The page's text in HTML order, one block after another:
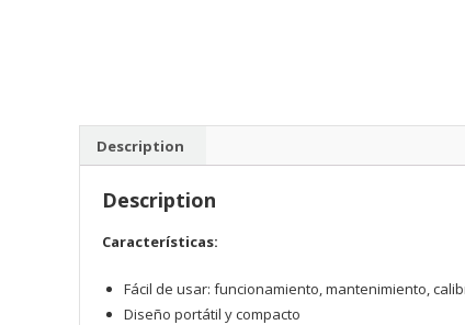
Description
Description
Características:
Fácil de usar: funcionamiento, mantenimiento,
Diseño portátil y compacto